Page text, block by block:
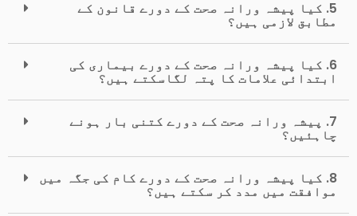
5. کیا پیشہ ورانہ صحت کے دورے قانون کے
مطابق لازمی ہیں؟
6. کیا پیشہ ورانہ صحت کے دورے بیماری کی
ابتدائی علامات کا پتہ لگاسکتے ہیں؟
7. پیشہ ورانہ صحت کے دورے کتنی بار ہونے
چاہئیں؟
8. کیا پیشہ ورانہ صحت کے دورے کام کی جگہ میں
موافقت میں مدد کر سکتے ہیں؟